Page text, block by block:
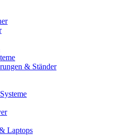
& Ständer
Laptops